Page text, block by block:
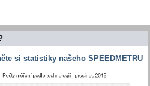
si statistiky našeho SPEEDMETRU